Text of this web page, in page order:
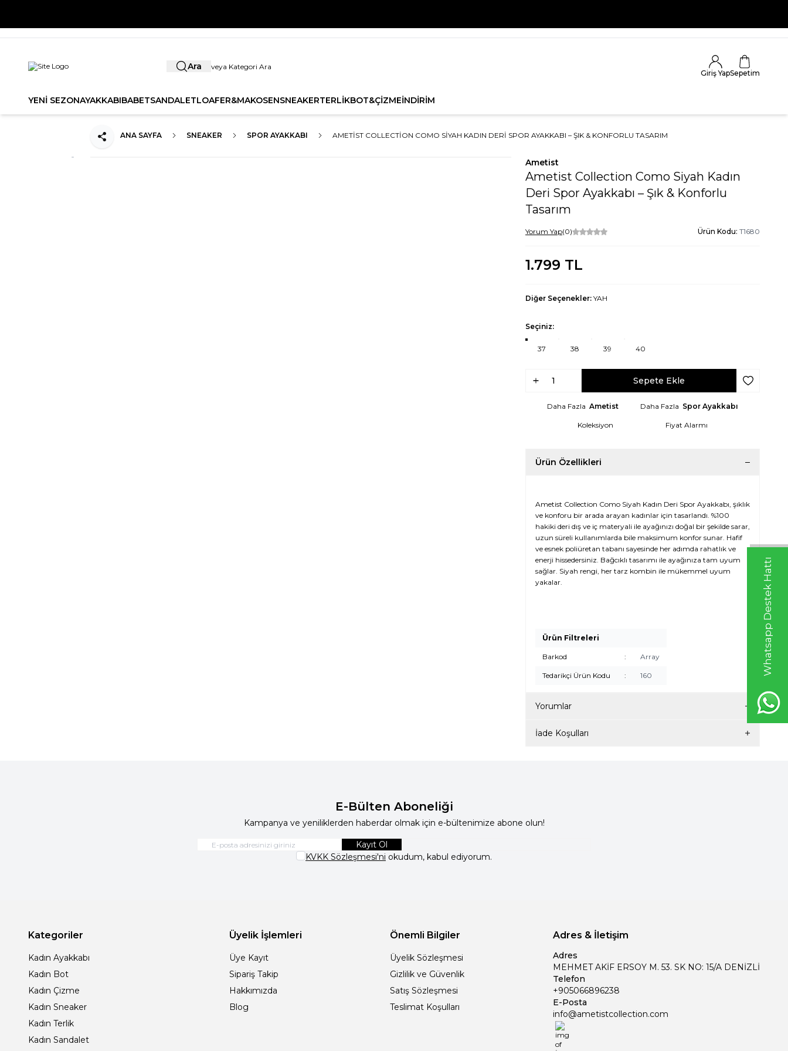
Whatsapp Destek Hattı
Ara
Giriş YapSepetim
YENİ SEZONAYAKKABIBABETSANDALETLOAFER&MAKOSENSNEAKERTERLİKBOT&ÇİZMEİNDİRİM
ANA SAYFA SNEAKER SPOR AYAKKABI AMETIST COLLECTION COMO SIYAH KADIN DERI SPOR AYAKKABI – ŞIK & KONFORLU TASARIM
Paylaş
Ametist
Ametist Collection Como Siyah Kadın
Deri Spor Ayakkabı – Şık & Konforlu
Tasarım
Yorum Yap(0) Ürün Kodu: T1680
1.799 TL
Diğer Seçenekler: YAH
Seçiniz:
37 38 39 40
Sepete Ekle Favoriye
Daha Fazla Ametist Daha Fazla Spor Ayakkabı
Koleksiyon Fiyat Alarmı
Ürün Özellikleri
Ametist Collection Como Siyah Kadın Deri Spor Ayakkabı, şıklık
ve konforu bir arada arayan kadınlar için tasarlandı. %100
hakiki deri dış ve iç materyali ile ayağınızı doğal bir şekilde sarar,
uzun süreli kullanımlarda bile maksimum konfor sunar. Hafif
ve esnek poliüretan tabanı sayesinde her adımda rahatlık ve
enerji hissedersiniz. Bağcıklı tasarımı ile ayağınıza tam uyum
sağlar. Siyah rengi, her tarz kombin ile mükemmel uyum
yakalar.
Ürün Filtreleri
Barkod : Array
Tedarikçi Ürün Kodu : 160
Yorumlar
İade Koşulları
E-Bülten Aboneliği
Kampanya ve yeniliklerden haberdar olmak için e-bültenimize abone olun!
Kayıt Ol
KVKK Sözleşmesi'ni okudum, kabul ediyorum.
Kategoriler
Kadın Ayakkabı
Kadın Bot
Kadın Çizme
Kadın Sneaker
Kadın Terlik
Kadın Sandalet
Üyelik İşlemleri
Üye Kayıt
Sipariş Takip
Hakkımızda
Blog
Önemli Bilgiler
Üyelik Sözleşmesi
Gizlilik ve Güvenlik
Satış Sözleşmesi
Teslimat Koşulları
Adres & İletişim
Adres
MEHMET AKİF ERSOY M. 53. SK NO: 15/A DENİZLİ
Telefon
+905066896238
E-Posta
info@ametistcollection.com